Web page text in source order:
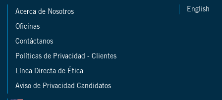
English
Acerca de Nosotros
Oficinas
Contáctanos
Políticas de Privacidad - Clientes
Línea Directa de Ética
Aviso de Privacidad Candidatos